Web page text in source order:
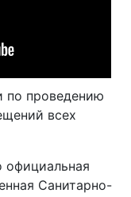
по проведению
всех
Санитарно-